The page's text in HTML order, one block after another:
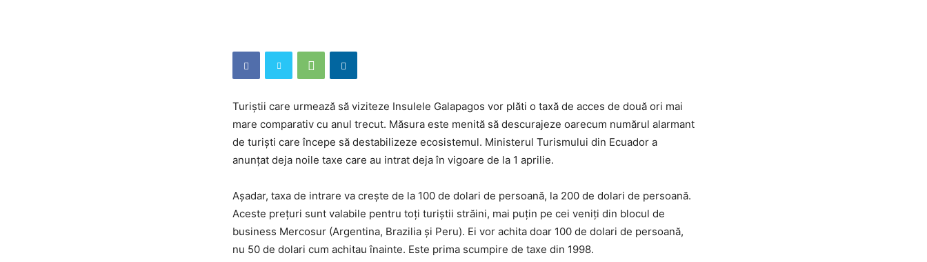
Turiștii care urmează să viziteze Insulele Galapagos vor plăti o taxă de acces de două ori mai
mare comparativ cu anul trecut. Măsura este menită să descurajeze oarecum numărul alarmant
de turiști care începe să destabilizeze ecosistemul. Ministerul Turismului din Ecuador a
anunțat deja noile taxe care au intrat deja în vigoare de la 1 aprilie.
Așadar, taxa de intrare va crește de la 100 de dolari de persoană, la 200 de dolari de persoană.
Aceste prețuri sunt valabile pentru toți turiștii străini, mai puțin pe cei veniți din blocul de
business Mercosur (Argentina, Brazilia și Peru). Ei vor achita doar 100 de dolari de persoană,
nu 50 de dolari cum achitau înainte. Este prima scumpire de taxe din 1998.